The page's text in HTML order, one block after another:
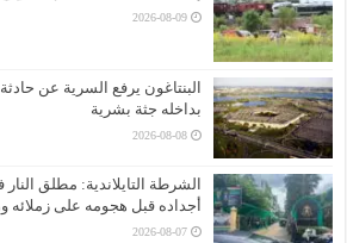
2026-08-09
البنتاغون يرفع السرية عن
بداخله جثة بشرية
2026-08-08
الشرطة التايلاندية: مطلق
أجداده قبل هجومه على زملائه
2026-08-07